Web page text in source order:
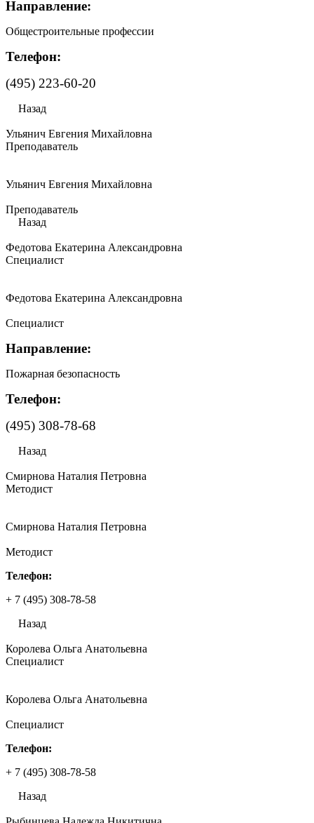
Направление:
Общестроительные профессии
Телефон:
(495) 223-60-20
Назад
Ульянич Евгения Михайловна
Преподаватель
Ульянич Евгения Михайловна
Преподаватель
Назад
Федотова Екатерина Александровна
Специалист
Федотова Екатерина Александровна
Специалист
Направление:
Пожарная безопасность
Телефон:
(495) 308-78-68
Назад
Смирнова Наталия Петровна
Методист
Смирнова Наталия Петровна
Методист
Телефон:
+ 7 (495) 308-78-58
Назад
Королева Ольга Анатольевна
Специалист
Королева Ольга Анатольевна
Специалист
Телефон:
+ 7 (495) 308-78-58
Назад